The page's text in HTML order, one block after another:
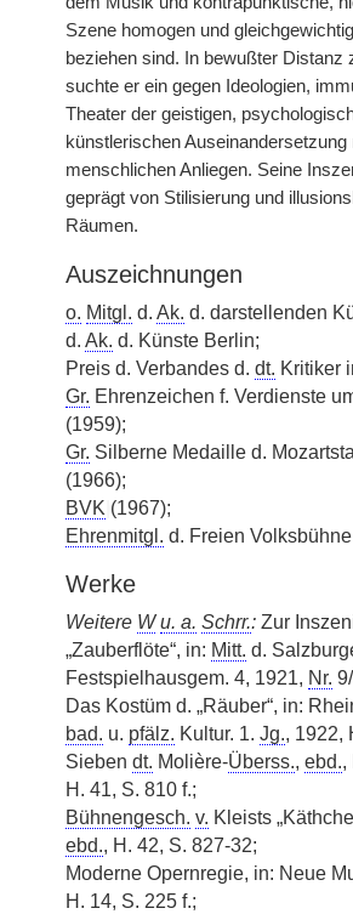
Szene homogen und
beziehen sind. In bewußter Distanz
suchte er ein gegen Ideologien,
Theater der geistigen,
künstlerischen Auseinandersetzung
menschlichen Anliegen. Seine
geprägt von Stilisierung und
Räumen.
Auszeichnungen
o. Mitgl. d. Ak. d. darstellenden
d. Ak. d. Künste Berlin;
Preis d. Verbandes d. dt. Kritiker
Gr. Ehrenzeichen f. Verdienste
(1959);
Gr. Silberne Medaille d.
(1966);
BVK (1967);
Ehrenmitgl. d. Freien
Werke
Weitere W u. a. Schrr.: Zur
„Zauberflöte“, in: Mitt. d.
Festspielhausgem. 4, 1921, Nr.
Das Kostüm d. „Räuber“, in:
bad. u. pfälz. Kultur. 1. Jg., 1922,
Sieben dt. Molière-Überss., ebd.,
H. 41, S. 810 f.;
Bühnengesch. v. Kleists
ebd., H. 42, S. 827-32;
Moderne Opernregie, in: Neue
H. 14, S. 225 f.;